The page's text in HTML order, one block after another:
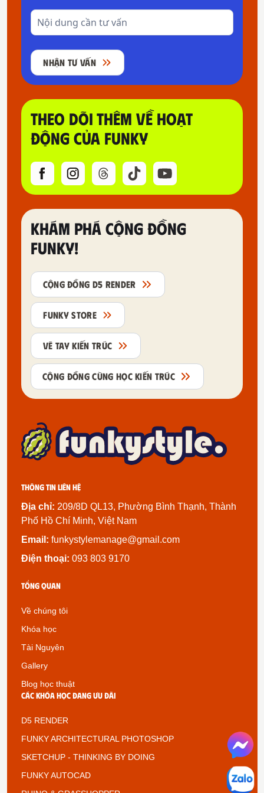
NHẬN TƯ VẤN
THEO DÕI THÊM VỀ HOẠT
ĐỘNG CỦA FUNKY
KHÁM PHÁ CỘNG ĐỒNG
FUNKY!
CỘNG ĐỒNG D5 RENDER
FUNKY STORE
VẼ TAY KIẾN TRÚC
CỘNG ĐỒNG CÙNG HỌC KIẾN TRÚC
Thông tin liên hệ
Địa chỉ: 209/8D QL13, Phường Bình Thạnh, Thành
Phố Hồ Chí Minh, Việt Nam
Email: funkystylemanage@gmail.com
Điện thoại: 093 803 9170
Tổng quan
Về chúng tôi
Khóa học
Tài Nguyên
Gallery
Blog học thuật
Các khóa học đang ưu đãi
D5 RENDER
FUNKY ARCHITECTURAL PHOTOSHOP
SKETCHUP - THINKING BY DOING
FUNKY AUTOCAD